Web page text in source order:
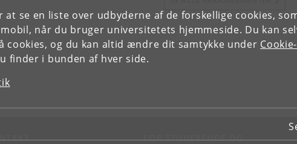
at se en liste over udbyderne af de forskellige cookies,
når du bruger universitetets hjemmeside. Du kan
cookies, og du kan altid ændre dit samtykke under
finder i bunden af hver side.
FOR STUDERENDE OG